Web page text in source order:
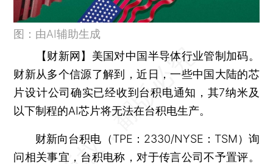
图：由AI辅助生成
【财新网】 美国对中国半导体行业管制加码。
财新从多个信源了解到，近日，一些中国大陆的芯
片设计公司确实已经收到台积电通知，其7纳米及
以下制程的AI芯片将无法在台积电生产。
财新向台积电（TPE：2330/NYSE：TSM）询
问相关事宜，台积电称，对于传言公司不予置评。